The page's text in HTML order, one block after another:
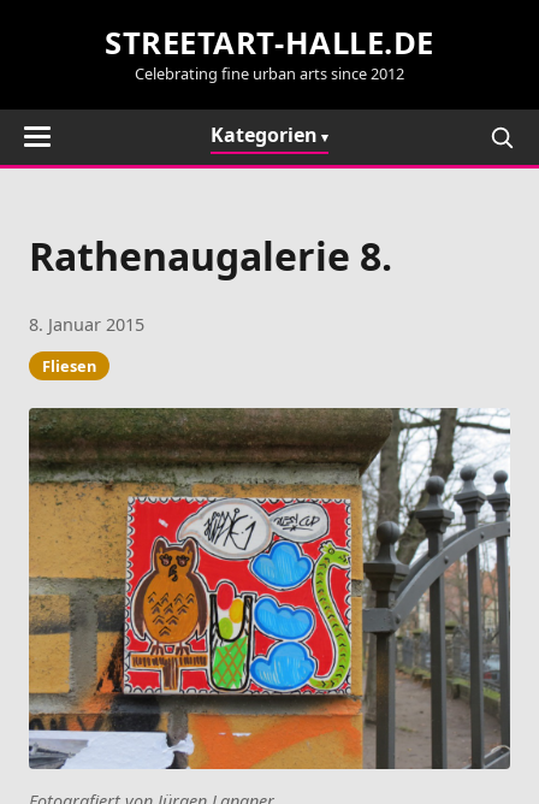
STREETART-HALLE.DE
Celebrating fine urban arts since 2012
Kategorien
Rathenaugalerie 8.
8. Januar 2015
Fliesen